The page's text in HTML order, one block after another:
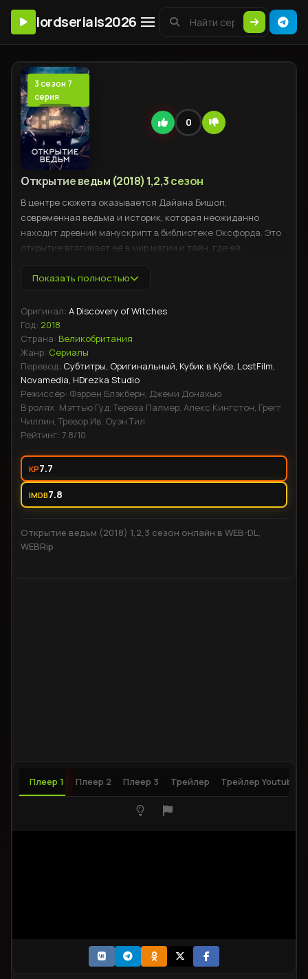
lordserials2026
3 сезон 7
серия
0
Открытие ведьм (2018) 1,2,3 сезон
В центре сюжета оказывается Дайана Бишоп,
современная ведьма и историк, которая неожиданно
находит древний манускрипт в библиотеке Оксфорда. Это
открытие втягивает её в мир магии и тайн, где ей
колдунами. В поисках истины Дайана оказывается в
на всё ради контроля над манускриптом. В этот момент её
жизнь и безопасность оказываются под угрозой, и она
должна решить, кто на самом деле является её
союзником.
Показать полностью
Оригинал: A Discovery of Witches
Год: 2018
Страна: Великобритания
Жанр: Сериалы
Перевод: Субтитры, Оригинальный, Кубик в Кубе, LostFilm,
Novamedia, HDrezka Studio
Режиссёр: Фэррен Блэкберн, Джеми Донахью
В ролях: Мэттью Гуд, Тереза Палмер, Алекс Кингстон, Грегг
Чиллин, Тревор Ив, Оуэн Тил
Рейтинг: 7.8/10
KP7.7
IMDB7.8
Открытие ведьм (2018) 1,2,3 сезон онлайн в WEB-DL,
WEBRip
Плеер 1 Плеер 2 Плеер 3 Трейлер Трейлер Youtube